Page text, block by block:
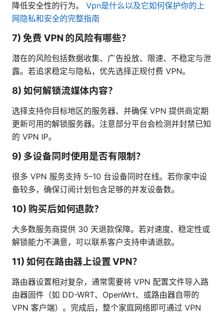
降低安全性的行为。 Vpn是什么以及它如何保护你的上
网隐私和安全的完整指南
7) 免费 VPN 的风险有哪些？
潜在的风险包括数据收集、广告投放、限速、不稳定与泄
露。若追求稳定与隐私，优先选择正规付费 VPN。
8) 如何解锁流媒体内容？
选择支持你目标地区的服务器、并确保 VPN 提供商定期
更新可用的解锁服务器。注意部分平台会检测并封禁已知
的 VPN IP。
9) 多设备同时使用是否有限制？
很多 VPN 服务支持 5–10 台设备同时在线。若你家中设
备较多，确保订阅计划包含足够的并发设备数。
10) 购买后如何退款？
大多数服务商提供 30 天退款保障。若对速度、稳定性或
解锁能力不满意，可以联系客户支持申请退款。
11) 如何在路由器上设置 VPN？
路由器设置相对复杂，通常需要将 VPN 配置文件导入路
由器固件（如 DD-WRT、OpenWrt、或路由器自带的
VPN 客户端）。完成后，整个家庭网络即可通过 VPN